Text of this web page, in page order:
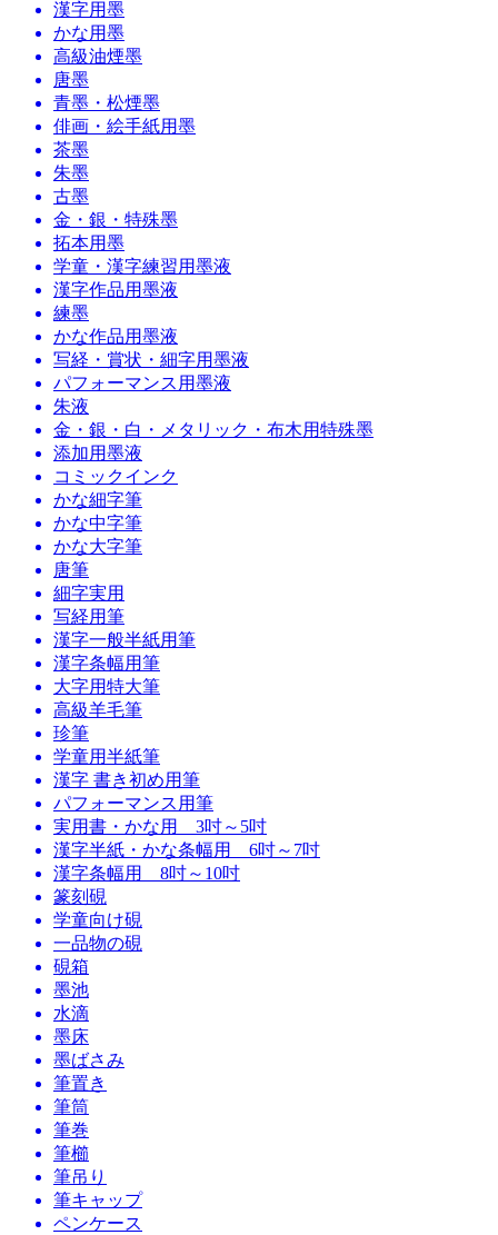
漢字用墨
かな用墨
高級油煙墨
唐墨
青墨・松煙墨
俳画・絵手紙用墨
茶墨
朱墨
古墨
金・銀・特殊墨
拓本用墨
学童・漢字練習用墨液
漢字作品用墨液
練墨
かな作品用墨液
写経・賞状・細字用墨液
パフォーマンス用墨液
朱液
金・銀・白・メタリック・布木用特殊墨
添加用墨液
コミックインク
かな細字筆
かな中字筆
かな大字筆
唐筆
細字実用
写経用筆
漢字一般半紙用筆
漢字条幅用筆
大字用特大筆
高級羊毛筆
珍筆
学童用半紙筆
漢字 書き初め用筆
パフォーマンス用筆
実用書・かな用 3吋～5吋
漢字半紙・かな条幅用 6吋～7吋
漢字条幅用 8吋～10吋
篆刻硯
学童向け硯
一品物の硯
硯箱
墨池
水滴
墨床
墨ばさみ
筆置き
筆筒
筆巻
筆櫛
筆吊り
筆キャップ
ペンケース